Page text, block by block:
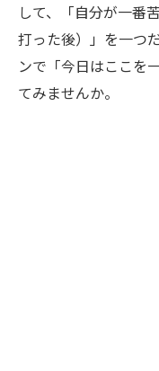
して、「自分が一番
打った後）」を一つ
ンで「今日はここを
てみませんか。